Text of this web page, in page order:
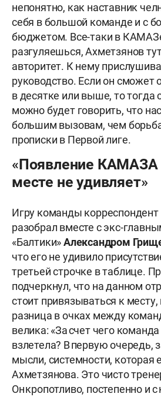
непонятно, как наставник
себя в большой команде и с
бюджетом. Все-таки в
разгуляешься, Ахметзянов
авторитет. К нему
руководство. Если он сможет
в десятке или выше, то тогда
можно будет говорить, что
большим вызовам, чем
прописки в Первой лиге.
«Появление КАМАЗА
месте не удивляет»
Игру команды
разобрал вместе с экс-
«Балтики»Александром
что его не удивило
третьей строчке в таблице.
подчеркнул, что на данном
стоит привязываться к месту,
разница в очках между
велика: «За счет чего
взлетела? В первую очередь,
мысли, системности, которая
Ахметзянова. Это чисто
Он кропотливо, постепенно и